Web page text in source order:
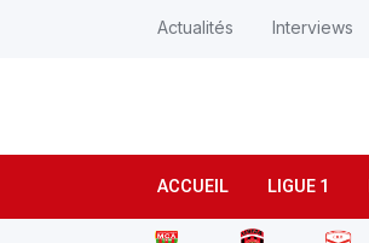
ACCUEIL LIGUE 1
Actualités Interviews